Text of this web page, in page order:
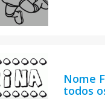
Nome
todos